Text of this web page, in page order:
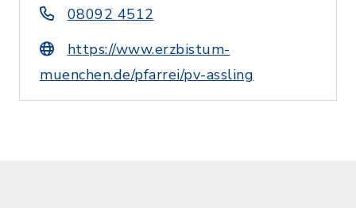
08092 4512
https://www.erzbistum-
muenchen.de/pfarrei/pv-assling